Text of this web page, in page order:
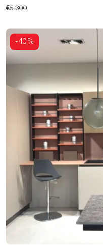
€5.300
-40%